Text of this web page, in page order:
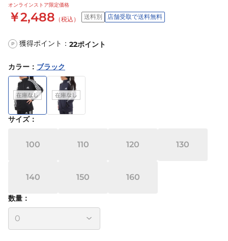
オンラインストア限定価格
￥2,488 （税込） 送料別 店舗受取で送料無料
P 獲得ポイント： 22ポイント
カラー ： ブラック
サイズ：
100 110 120 130
140 150 160
数量：